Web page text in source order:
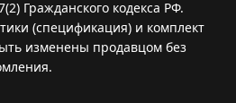
Гражданского кодекса РФ.
(спецификация) и комплект
изменены продавцом без